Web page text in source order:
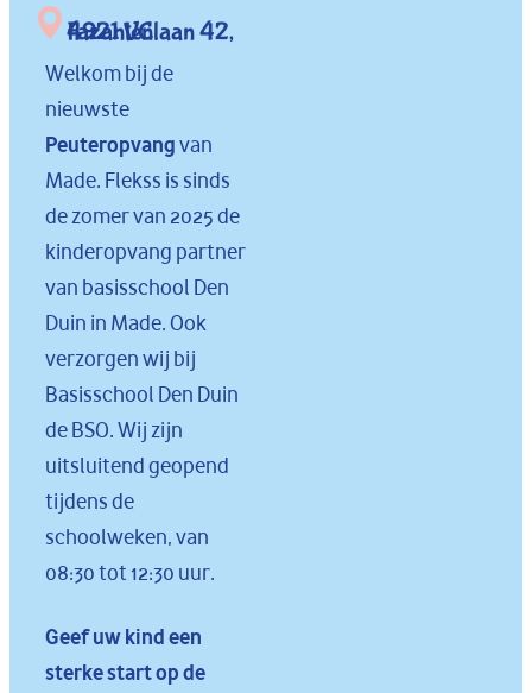
Fazantenlaan 42, 4921 VC
Welkom bij de
nieuwste
Peuteropvangvan
Made. Flekss is sinds
de zomer van 2025 de
kinderopvang partner
van basisschool Den
Duin in Made. Ook
verzorgen wij bij
Basisschool Den Duin
deBSO. Wij zijn
uitsluitend geopend
tijdens de
schoolweken, van
08:30 tot 12:30 uur.
Geef uw kind een
sterke start op de